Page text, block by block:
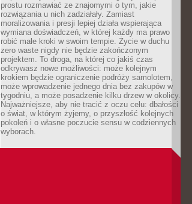
prostu rozmawiać ze znajomymi o tym, jakie
rozwiązania u nich zadziałały. Zamiast
moralizowania i presji lepiej działa wspierająca
wymiana doświadczeń, w której każdy ma prawo
robić małe kroki w swoim tempie. Życie w duchu
zero waste nigdy nie będzie zakończonym
projektem. To droga, na której co jakiś czas
odkrywasz nowe możliwości: może kolejnym
krokiem będzie ograniczenie podróży samolotem,
może wprowadzenie jednego dnia bez zakupów w
tygodniu, a może posadzenie kilku drzew w okolicy.
Najważniejsze, aby nie tracić z oczu celu: dbałości
o świat, w którym żyjemy, o przyszłość kolejnych
pokoleń i o własne poczucie sensu w codziennych
wyborach.